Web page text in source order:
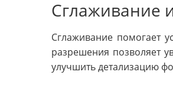
Сглаживание
Сглаживание помогает
разрешения позволяет
улучшить детализацию